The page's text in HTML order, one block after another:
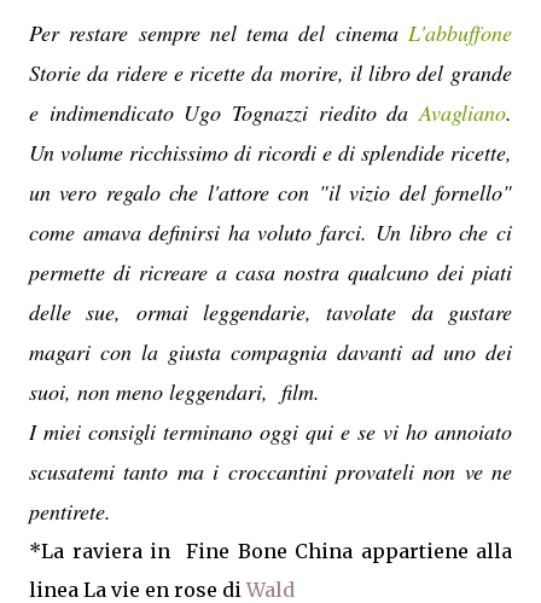
Per restare sempre nel tema del cinema L'abbuffone
Storie da ridere e ricette da morire, il libro del grande
e indimendicato Ugo Tognazzi riedito da Avagliano.
Un volume ricchissimo di ricordi e di splendide ricette,
un vero regalo che l'attore con "il vizio del fornello"
come amava definirsi ha voluto farci. Un libro che ci
permette di ricreare a casa nostra qualcuno dei piati
delle sue, ormai leggendarie, tavolate da gustare
magari con la giusta compagnia davanti ad uno dei
suoi, non meno leggendari, film.
I miei consigli terminano oggi qui e se vi ho annoiato
scusatemi tanto ma i croccantini provateli non ve ne
pentirete.
*La raviera in Fine Bone China appartiene alla
linea La vie en rose diWald